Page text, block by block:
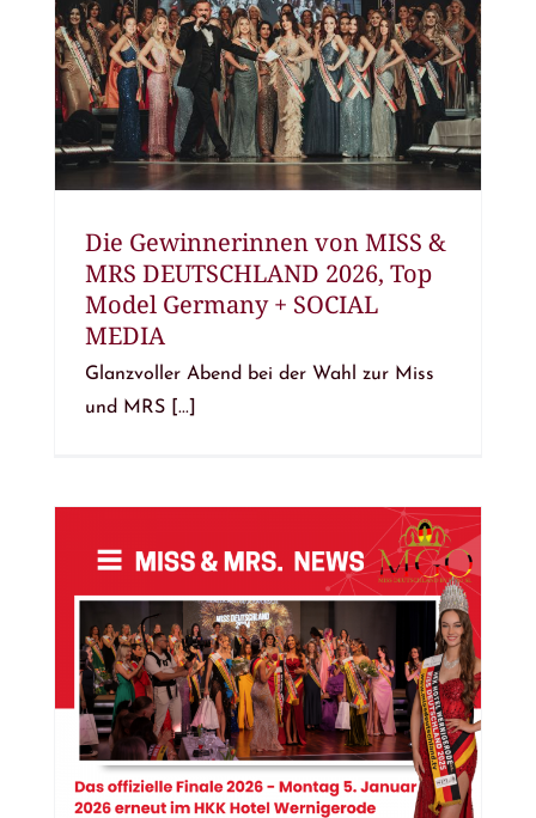
Die Gewinnerinnen von MISS &
MRS DEUTSCHLAND 2026, Top
Model Germany + SOCIAL
MEDIA
Glanzvoller Abend bei der Wahl zur Miss
und MRS [...]